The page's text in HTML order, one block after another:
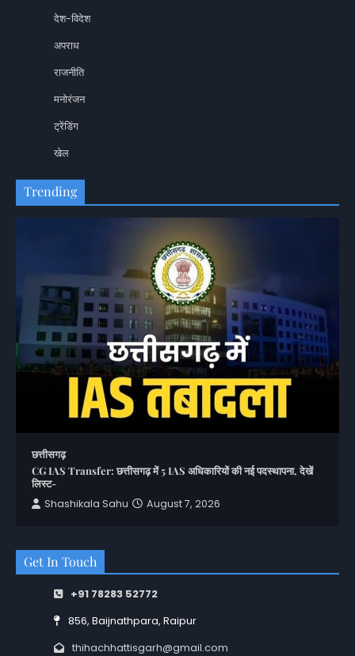
देश-विदेश
अपराध
राजनीति
मनोरंजन
ट्रेंडिंग
खेल
Trending
छत्तीसगढ़
CG IAS Transfer: छत्तीसगढ़ में 5 IAS अधिकारियों की नई पदस्थापना, देखें
लिस्ट-
Shashikala Sahu
August 7, 2026
Get In Touch
+91 78283 52772
856, Baijnathpara, Raipur
thihachhattisgarh@gmail.com